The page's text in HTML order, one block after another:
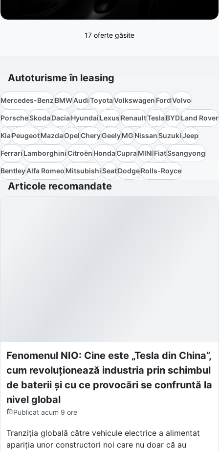
17 oferte găsite
Autoturisme în leasing
Mercedes-BenzBMWAudiToyotaVolkswagenFordVolvo
PorscheSkodaDaciaHyundaiLexusRenaultTeslaBYDLand Rover
KiaPeugeotMazdaOpelCheryGeelyMGNissanSuzukiJeep
FerrariLamborghiniCitroënHondaCupraMINIFiatSsangyong
BentleyAlfa RomeoMitsubishiSeatDodgeRolls-Royce
Articole recomandate
Fenomenul NIO: Cine este „Tesla din China”,
cum revoluționează industria prin schimbul
de baterii și cu ce provocări se confruntă la
nivel global
Publicat acum 9 ore
Tranziția globală către vehicule electrice a alimentat
apariția unor constructori noi care nu doar că au